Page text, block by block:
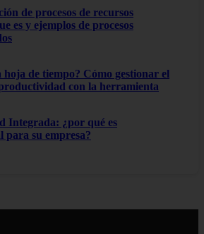
de procesos de recursos
es y ejemplos de procesos
hoja de tiempo? Cómo gestionar el
con la herramienta
Integrada: ¿por qué es
para su empresa?